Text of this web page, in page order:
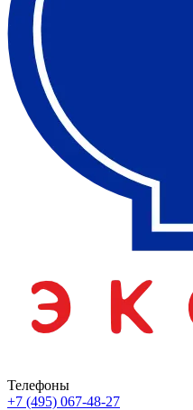
Телефоны
+7 (495) 067-48-27